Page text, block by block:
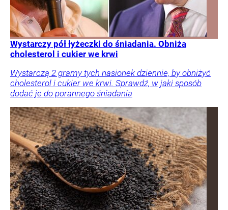
Wystarczy pół łyżeczki do śniadania. Obniża
cholesterol i cukier we krwi
Wystarczą 2 gramy tych nasionek dziennie, by obniżyć
cholesterol i cukier we krwi. Sprawdź, w jaki sposób
dodać je do porannego śniadania